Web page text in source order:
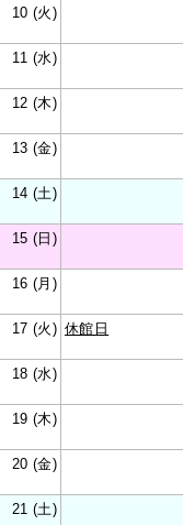
10 (火)
11 (水)
12 (木)
13 (金)
14 (土)
15 (日)
16 (月)
17 (火) 休館日
18 (水)
19 (木)
20 (金)
21 (土)